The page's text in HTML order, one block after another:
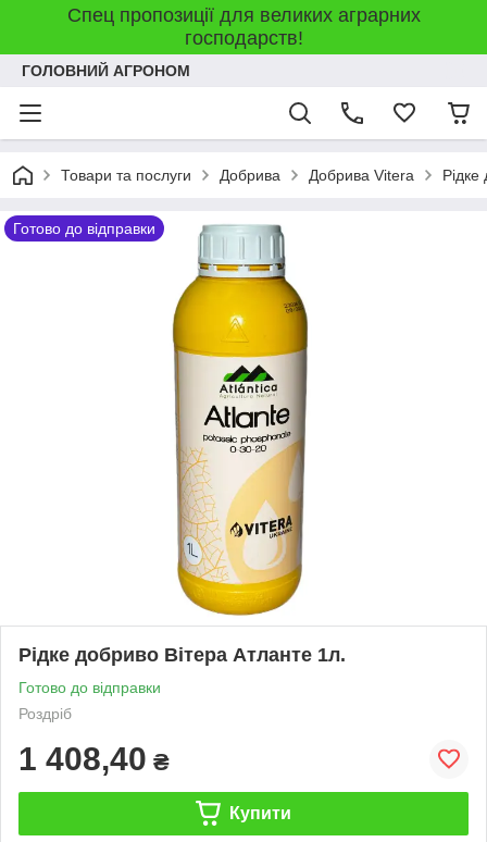
Спец пропозиції для великих аграрних
господарств!
ГОЛОВНИЙ АГРОНОМ
Товари та послуги Добрива Добрива Vitera
Готово до відправки
Рідке добриво Вітера Атланте 1л.
Готово до відправки
Роздріб
1 408,40 ₴
Купити